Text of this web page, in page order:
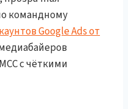
командному
Google Ads от
с чёткими